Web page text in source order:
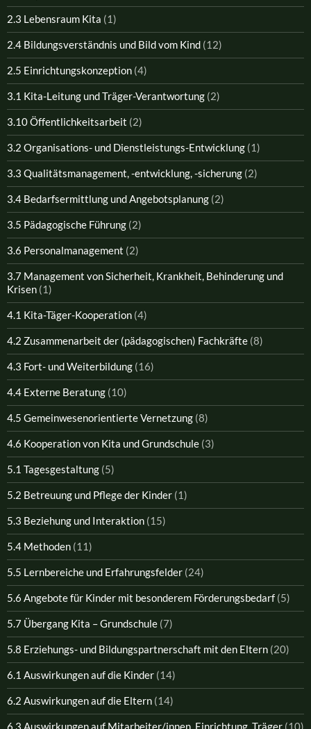
2.3 Lebensraum Kita (1)
2.4 Bildungsverständnis und Bild vom Kind (12)
2.5 Einrichtungskonzeption (4)
3.1 Kita-Leitung und Träger-Verantwortung (2)
3.10 Öffentlichkeitsarbeit (2)
3.2 Organisations- und Dienstleistungs-Entwicklung (1)
3.3 Qualitätsmanagement, -entwicklung, -sicherung (2)
3.4 Bedarfsermittlung und Angebotsplanung (2)
3.5 Pädagogische Führung (2)
3.6 Personalmanagement (2)
3.7 Management von Sicherheit, Krankheit, Behinderung und
Krisen (1)
4.1 Kita-Täger-Kooperation (4)
4.2 Zusammenarbeit der (pädagogischen) Fachkräfte (8)
4.3 Fort- und Weiterbildung (16)
4.4 Externe Beratung (10)
4.5 Gemeinwesenorientierte Vernetzung (8)
4.6 Kooperation von Kita und Grundschule (3)
5.1 Tagesgestaltung (5)
5.2 Betreuung und Pflege der Kinder (1)
5.3 Beziehung und Interaktion (15)
5.4 Methoden (11)
5.5 Lernbereiche und Erfahrungsfelder (24)
5.6 Angebote für Kinder mit besonderem Förderungsbedarf (5)
5.7 Übergang Kita – Grundschule (7)
5.8 Erziehungs- und Bildungspartnerschaft mit den Eltern (20)
6.1 Auswirkungen auf die Kinder (14)
6.2 Auswirkungen auf die Eltern (14)
6.3 Auswirkungen auf Mitarbeiter/innen, Einrichtung, Träger (10)